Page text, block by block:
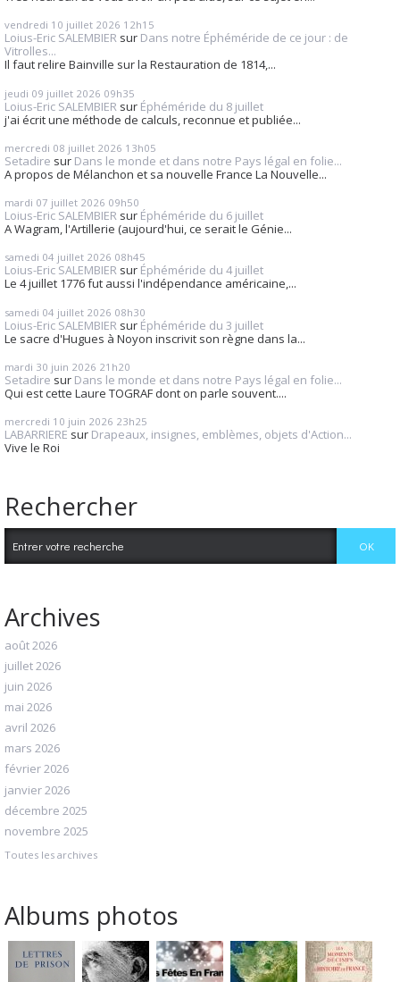
vendredi 10 juillet 2026 12h15
Loius-Eric SALEMBIER sur Dans notre Éphéméride de ce jour : de
Vitrolles...
Il faut relire Bainville sur la Restauration de 1814,...
jeudi 09 juillet 2026 09h35
Loius-Eric SALEMBIER sur Éphéméride du 8 juillet
j'ai écrit une méthode de calculs, reconnue et publiée...
mercredi 08 juillet 2026 13h05
Setadire sur Dans le monde et dans notre Pays légal en folie...
A propos de Mélanchon et sa nouvelle France La Nouvelle...
mardi 07 juillet 2026 09h50
Loius-Eric SALEMBIER sur Éphéméride du 6 juillet
A Wagram, l'Artillerie (aujourd'hui, ce serait le Génie...
samedi 04 juillet 2026 08h45
Loius-Eric SALEMBIER sur Éphéméride du 4 juillet
Le 4 juillet 1776 fut aussi l'indépendance américaine,...
samedi 04 juillet 2026 08h30
Loius-Eric SALEMBIER sur Éphéméride du 3 juillet
Le sacre d'Hugues à Noyon inscrivit son règne dans la...
mardi 30 juin 2026 21h20
Setadire sur Dans le monde et dans notre Pays légal en folie...
Qui est cette Laure TOGRAF dont on parle souvent....
mercredi 10 juin 2026 23h25
LABARRIERE sur Drapeaux, insignes, emblèmes, objets d'Action...
Vive le Roi
Rechercher
Archives
août 2026
juillet 2026
juin 2026
mai 2026
avril 2026
mars 2026
février 2026
janvier 2026
décembre 2025
novembre 2025
Toutes les archives
Albums photos